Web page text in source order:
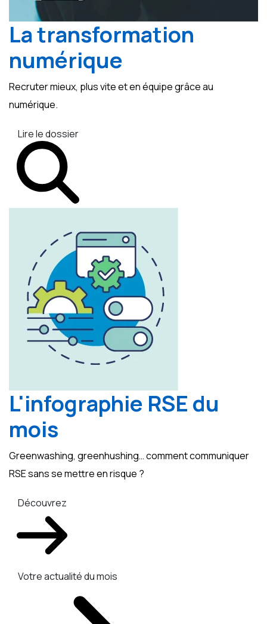
La transformation
numérique
Recruter mieux, plus vite et en équipe grâce au
numérique.
Lire le dossier
L'infographie RSE du
mois
Greenwashing, greenhushing… comment communiquer
RSE sans se mettre en risque ?
Découvrez
Votre actualité du mois